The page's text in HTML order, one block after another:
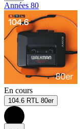
Années 80
En cours
104.6 RTL 80er